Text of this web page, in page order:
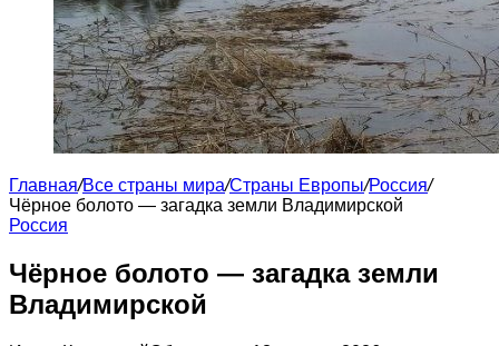
Главная/Все страны мира/Страны Европы/Россия/
Чёрное болото — загадка земли Владимирской
Россия
Чёрное болото — загадка земли
Владимирской